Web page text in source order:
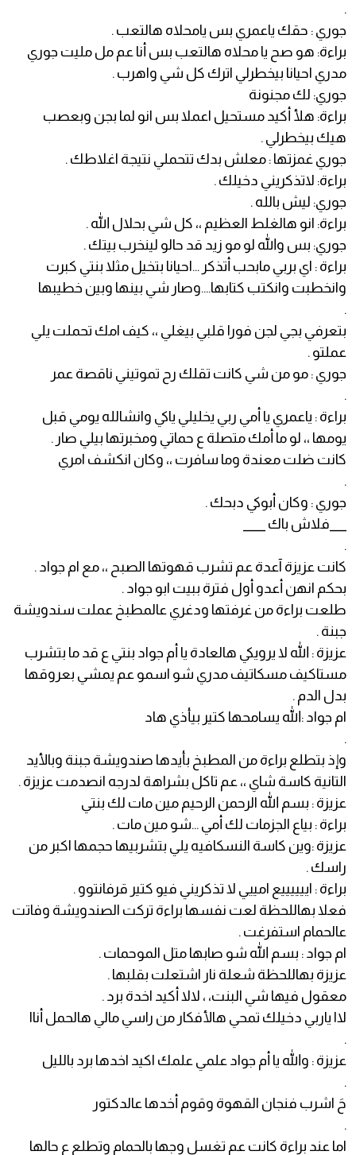
.
جوري : حقك ياعمري بس يامحلاه هالتعب .
براءة: هو صح يا محلاه هالتعب بس أنا عم مل مليت جوري
مدري احيانا بيخطرلي اترك كل شي واهرب .
جوري: لك مجنونة
براءة: هلأ أكيد مستحيل اعملا بس انو لما بجن وبعصب
هيك بيخطرلي .
جوري غمزتها : معلش بدك تتحملي نتيجة اغلاطك .
براءة: لاتذكريني دخيلك .
جوري: ليش بالله .
براءة: انو هالغلط العظيم ،، كل شي بحلال الله .
جوري: بس والله لو مو زيد قد حالو لينخرب بيتك .
براءة : اي بربي مابحب أتذكر ...احيانا بتخيل مثلا بنتي كبرت
وانخطبت وانكتب كتابها....وصار شي بينها وبين خطيبها
.
بتعرفي بجي لجن فورا قلبي بيغلي ،، كيف امك تحملت يلي
عملتو .
جوري : مو من شي كانت تقلك رح تموتيني ناقصة عمر
.
براءة : ياعمري يا أمي ربي يخليلي ياكي وانشالله يومي قبل
يومها ،، لو ما أمك متصلة ع حماتي ومخبرتها بيلي صار .
كانت ضلت معندة وما سافرت ،، وكان انكشف امري
.
جوري : وكان أبوكي دبحك .
___فلاش باك ____
.
كانت عزيزة آعدة عم تشرب قهوتها الصبح ،، مع ام جواد .
بحكم انهن أعدو أول فترة ببيت ابو جواد .
طلعت براءة من غرفتها ودغري عالمطبخ عملت سندويشة
جبنة .
عزيزة : الله لا يرويكي هالعادة يا أم جواد بنتي ع قد ما بتشرب
مستاكيف مسكاتيف مدري شو اسمو عم يمشي بعروقها
بدل الدم .
ام جواد :الله يسامحها كتير بيأذي هاد
.
وإذ بتطلع براءة من المطبخ بأيدها صندويشة جبنة وبالأيد
التانية كاسة شاي ،، عم تاكل بشراهة لدرجه انصدمت عزيزة .
عزيزة : بسم الله الرحمن الرحيم مين مات لك بنتي
براءة : بياع الجزمات لك أمي ...شو مين مات .
عزيزة :وين كاسة النسكافيه يلي بتشربيها حجمها اكبر من
راسك .
براءة : اييييييع امييي لا تذكريني فيو كتير قرفانتوو .
فعلا بهاللحظة لعت نفسها براءة تركت الصندويشة وفاتت
عالحمام استفرغت .
ام جواد : بسم الله شو صابها متل الموحمات .
عزيزة بهاللحظة شعلة نار اشتعلت بقلبها .
معقول فيها شي البنت، ، لالا أكيد اخدة برد .
لاا ياربي دخيلك تمحي هالأفكار من راسي مالي هالحمل أناا
.
عزيزة : والله يا أم جواد علمي علمك اكيد اخدها برد بالليل
.
حَ اشرب فنجان القهوة وقوم أخدها عالدكتور
.
اما عند براءة كانت عم تغسل وجها بالحمام وتطلع ع حالها